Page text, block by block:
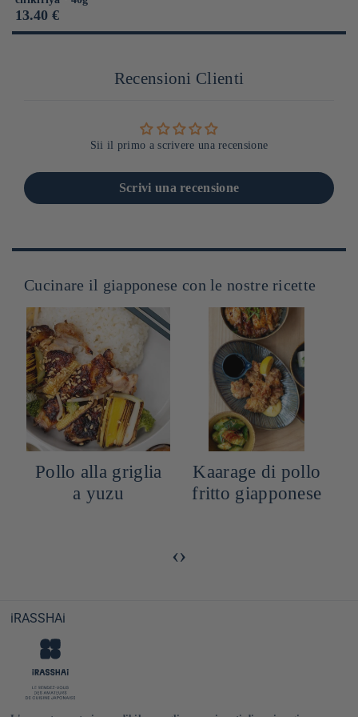
Prix
habituel
13.40 €
Recensioni Clienti
Sii il primo a scrivere una recensione
Scrivi una recensione
Cucinare il giapponese con le nostre ricette
Kaarage di pollo
fritto giapponese
Dip salsa di
maionese miso
‹›
iRASSHAi